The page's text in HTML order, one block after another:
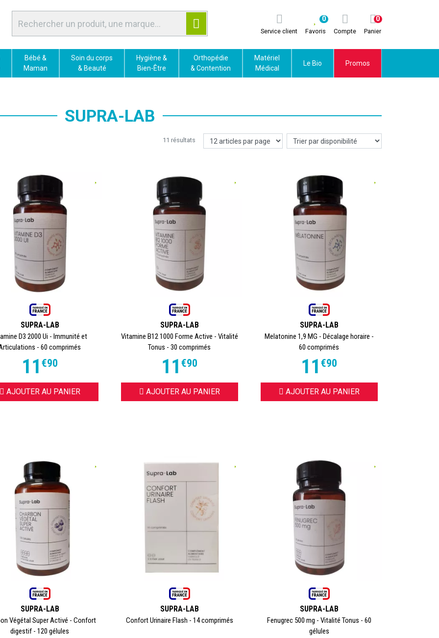
Service client Favoris
0
Compte Panier
0
Bébé &
Maman
Soin du corps
& Beauté
Hygiène &
Bien-Être
Orthopédie
& Contention
Matériel
Médical
Le Bio Promos
SUPRA-LAB
11 résultats
SUPRA-LAB
D3 2000 Ui - Immunité et
- 60 comprimés
11 €90
AJOUTER AU PANIER
SUPRA-LAB
Vitamine B12 1000 Forme Active - Vitalité
Tonus - 30 comprimés
11 €90
AJOUTER AU PANIER
SUPRA-LAB
Melatonine 1,9 MG - Décalage horaire -
60 comprimés
11 €90
AJOUTER AU PANIER
SUPRA-LAB
Végétal Super Activé - Confort
digestif - 120 gélules
SUPRA-LAB
Confort Urinaire Flash - 14 comprimés
SUPRA-LAB
Fenugrec 500 mg - Vitalité Tonus - 60
gélules